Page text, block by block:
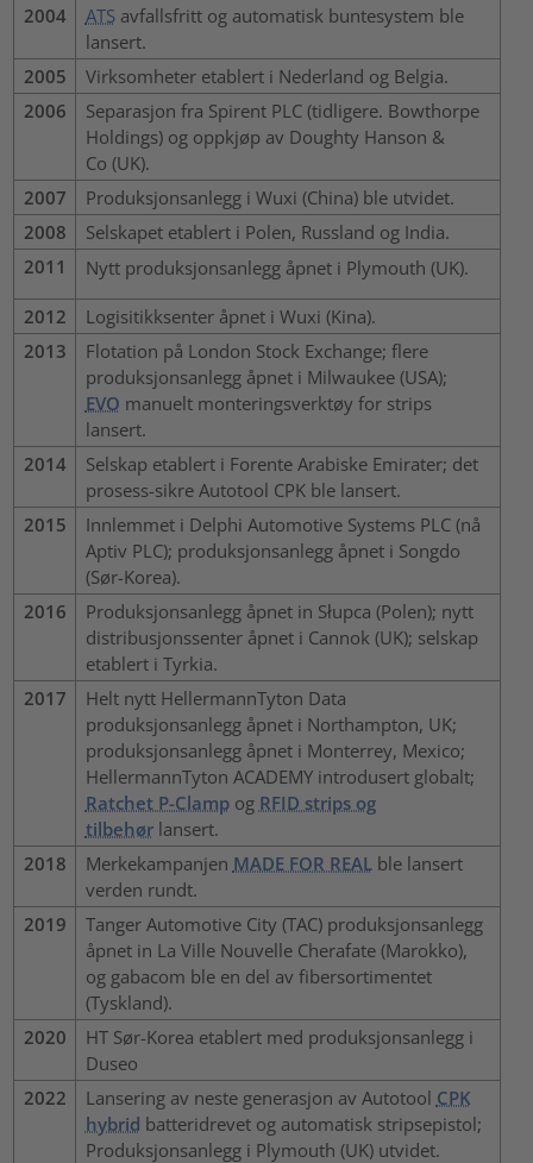
2004
ATS avfallsfritt og automatisk buntesystem ble
lansert.
2005
Virksomheter etablert i Nederland og Belgia.
2006
Separasjon fra Spirent PLC (tidligere. Bowthorpe
Holdings) og oppkjøp av Doughty Hanson &
Co (UK).
2007
Produksjonsanlegg i Wuxi (China) ble utvidet.
2008
Selskapet etablert i Polen, Russland og India.
2011
Nytt produksjonsanlegg åpnet i Plymouth (UK).
2012
Logisitikksenter åpnet i Wuxi (Kina).
2013
Flotation på London Stock Exchange; flere
produksjonsanlegg åpnet i Milwaukee (USA);
EVO manuelt monteringsverktøy for strips
lansert.
2014
Selskap etablert i Forente Arabiske Emirater; det
prosess-sikre Autotool CPK ble lansert.
2015
Innlemmet i Delphi Automotive Systems PLC (nå
Aptiv PLC); produksjonsanlegg åpnet i Songdo
(Sør-Korea).
2016
Produksjonsanlegg åpnet in Słupca (Polen); nytt
distribusjonssenter åpnet i Cannok (UK); selskap
etablert i Tyrkia.
2017
Helt nytt HellermannTyton Data
produksjonsanlegg åpnet i Northampton, UK;
produksjonsanlegg åpnet i Monterrey, Mexico;
HellermannTyton ACADEMY introdusert globalt;
Ratchet P-Clampog RFID strips og
tilbehør lansert.
2018
Merkekampanjen MADE FOR REALble lansert
verden rundt.
2019
Tanger Automotive City (TAC) produksjonsanlegg
åpnet in La Ville Nouvelle Cherafate (Marokko),
og gabacom ble en del av fibersortimentet
(Tyskland).
2020
HT Sør-Korea etablert med produksjonsanlegg i
Duseo
2022
Lansering av neste generasjon av Autotool CPK
hybrid batteridrevet og automatisk stripsepistol;
Produksjonsanlegg i Plymouth (UK) utvidet.